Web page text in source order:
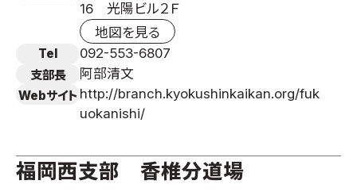
取材のお申し込み
よくある質問
プライバシーポリシー
サイトマップ
日本語
16 光陽ビル２Ｆ
地図を見る
Tel 092-553-6807
支部長 阿部清文
Webサイト http://branch.kyokushinkaikan.org/fuk
uokanishi/
福岡西支部 香椎分道場